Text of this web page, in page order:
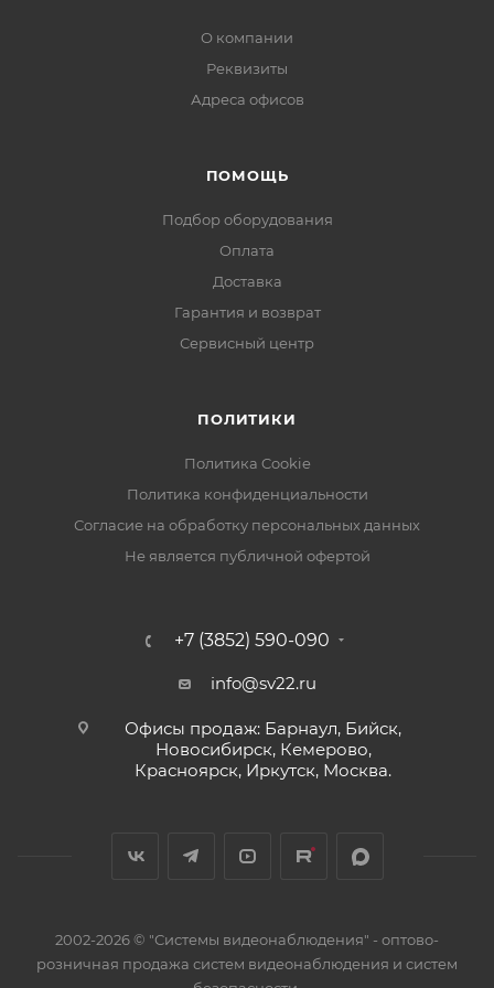
О компании
Реквизиты
Адреса офисов
ПОМОЩЬ
Подбор оборудования
Оплата
Доставка
Гарантия и возврат
Сервисный центр
ПОЛИТИКИ
Политика Cookie
Политика конфиденциальности
Согласие на обработку персональных данных
Не является публичной офертой
+7 (3852) 590-090
info@sv22.ru
Офисы продаж: Барнаул, Бийск,
Новосибирск, Кемерово,
Красноярск, Иркутск, Москва.
2002-2026 © "Системы видеонаблюдения" - оптово-
розничная продажа систем видеонаблюдения и систем